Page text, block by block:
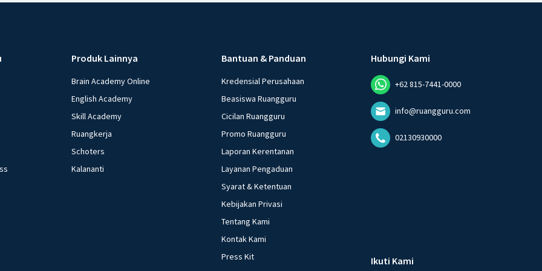
Produk Lainnya
Brain Academy Online
English Academy
Skill Academy
Ruangkerja
Schoters
Kalananti
Bantuan & Panduan
Kredensial Perusahaan
Beasiswa Ruangguru
Cicilan Ruangguru
Promo Ruangguru
Laporan Kerentanan
Layanan Pengaduan
Syarat & Ketentuan
Kebijakan Privasi
Tentang Kami
Kontak Kami
Press Kit
Hubungi Kami
+62 815-7441-0000
info@ruangguru.com
02130930000
Ikuti Kami